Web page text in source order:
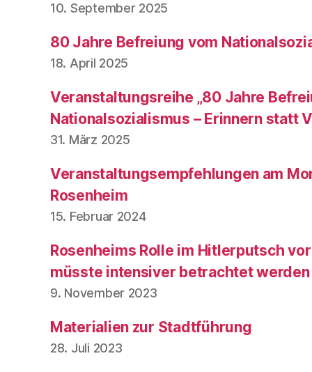
10. September 2025
80 Jahre Befreiung vom
18. April 2025
Veranstaltungsreihe „80 Jahre
Nationalsozialismus – Erinnern statt
31. März 2025
Veranstaltungsempfehlungen am
Rosenheim
15. Februar 2024
Rosenheims Rolle im Hitlerputsch
müsste intensiver betrachtet werden
9. November 2023
Materialien zur Stadtführung
28. Juli 2023